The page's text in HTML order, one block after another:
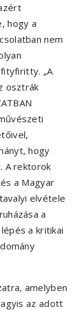
hogy a
nem
„A
osztrák
hogy
A rektorok
a Magyar
elvétele
a
a kritikai
amelyben
az adott